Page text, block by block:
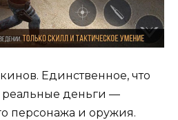
Единственное, что
реальные деньги —
персонажа и оружия.